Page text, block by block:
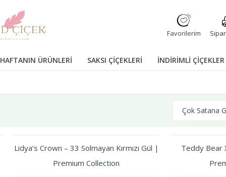
Favorilerim
HAFTANIN ÜRÜNLERİ SAKSI ÇİÇEKLERİ İNDİRİMLİ ÇİÇEKLER
Çok Satana
Lidya’s Crown – 33 Solmayan Kırmızı Gül |
Premium Collection
Teddy Bear